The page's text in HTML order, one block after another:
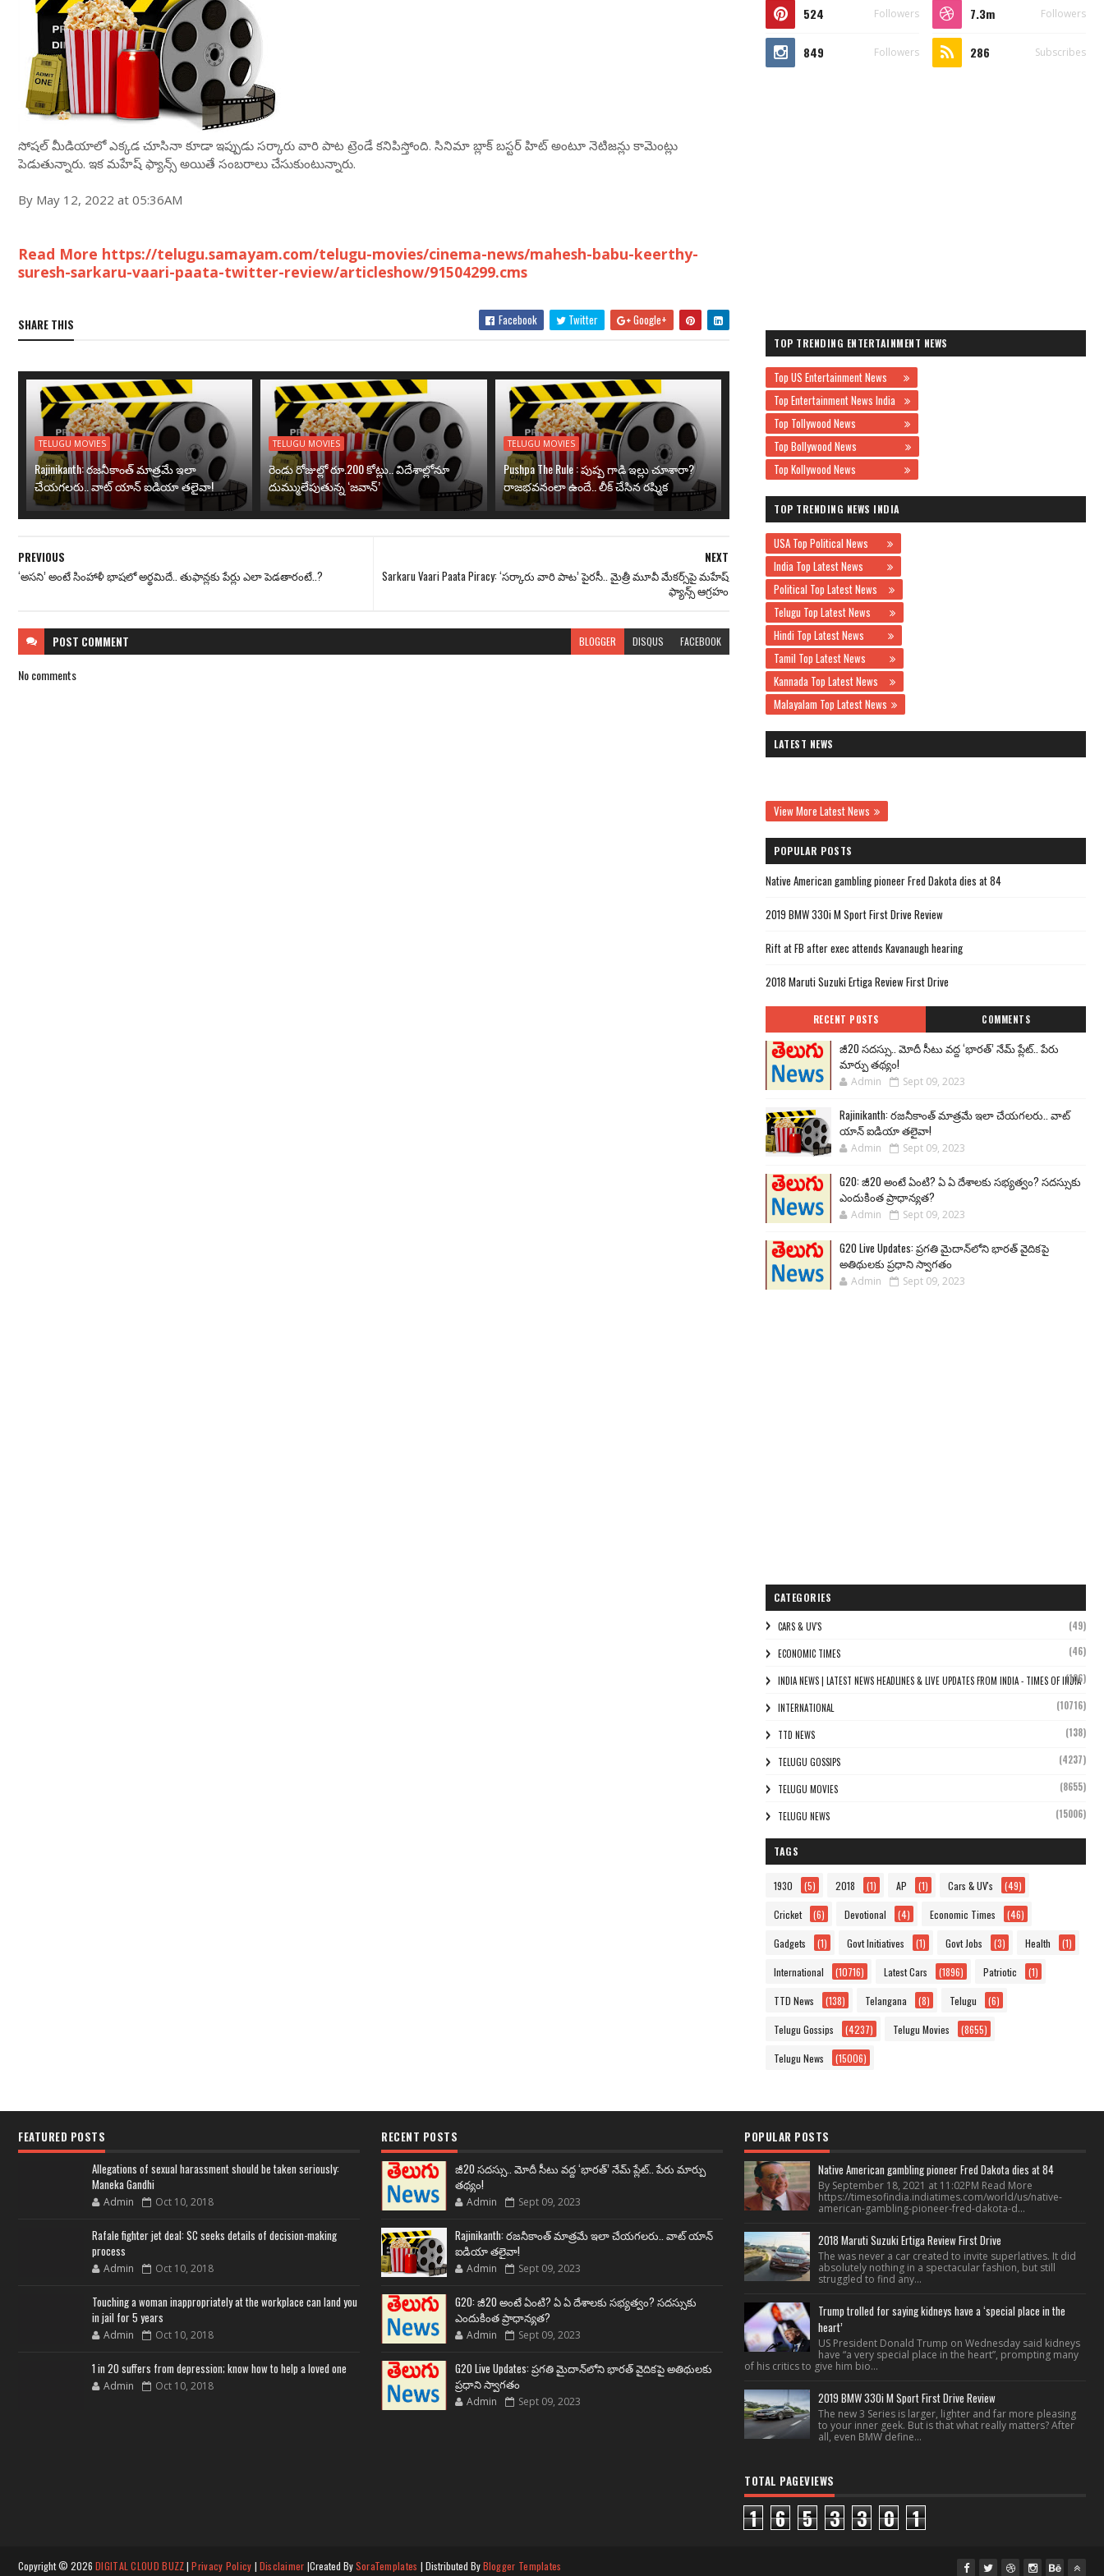
సోషల్ మీడియాలో ఎక్కడ చూసినా కూడా ఇప్పుడు సర్కారు వారి పాట ట్రెండే కనిపిస్తోంది. సినిమా బ్లాక్ బస్టర్ హిట్ అంటూ నెటిజన్లు కామెంట్లు
పెడుతున్నారు. ఇక మహేష్ ఫ్యాన్స్ అయితే సంబరాలు చేసుకుంటున్నారు.
By May 12, 2022 at 05:36AM
Read More https://telugu.samayam.com/telugu-movies/cinema-news/mahesh-babu-keerthy-
suresh-sarkaru-vaari-paata-twitter-review/articleshow/91504299.cms
SHARE THIS Facebook Twitter Google+
TELUGU MOVIES
Rajinikanth: రజనీకాంత్ మాత్రమే ఇలా
చేయగలరు.. వాట్ యాన్ ఐడియా తలైవా!
TELUGU MOVIES
రెండు రోజుల్లో రూ.200 కోట్లు.. విదేశాల్లోనూ
దుమ్ములేపుతున్న ‘జవాన్’
TELUGU MOVIES
Pushpa The Rule : పుష్ప గాడి ఇల్లు చూశారా?
రాజభవనంలా ఉందే.. లీక్ చేసిన రష్మిక
NEXT
Sarkaru Vaari Paata Piracy: ‘సర్కారు వారి పాట’ పైరసీ.. మైత్రీ మూవీ మేకర్స్‌పై మహేష్
ఫ్యాన్స్ ఆగ్రహం
PREVIOUS
‘అసని’ అంటే సింహాళీ భాషలో అర్థమిదే.. తుఫాన్లకు పేర్లు ఎలా పెడతారంటే..?
POST COMMENT BLOGGER DISQUS FACEBOOK
No comments
524 Followers 7.3m Followers
849 Followers 286 Subscribes
TOP TRENDING ENTERTAINMENT NEWS
Top US Entertainment News
Top Entertainment News India
Top Tollywood News
Top Bollywood News
Top Kollywood News
TOP TRENDING NEWS INDIA
USA Top Political News
India Top Latest News
Political Top Latest News
Telugu Top Latest News
Hindi Top Latest News
Tamil Top Latest News
Kannada Top Latest News
Malayalam Top Latest News
LATEST NEWS
View More Latest News
POPULAR POSTS
Native American gambling pioneer Fred Dakota dies at 84
2019 BMW 330i M Sport First Drive Review
Rift at FB after exec attends Kavanaugh hearing
2018 Maruti Suzuki Ertiga Review First Drive
RECENT POSTS COMMENTS
జీ20 సదస్సు.. మోదీ సీటు వద్ద ‘భారత్’ నేమ్ ప్లేట్‌.. పేరు
మార్పు తథ్యం!
Admin Sept 09, 2023
Rajinikanth: రజనీకాంత్ మాత్రమే ఇలా చేయగలరు.. వాట్
యాన్ ఐడియా తలైవా!
Admin Sept 09, 2023
G20: జీ20 అంటే ఏంటి? ఏ ఏ దేశాలకు సభ్యత్వం? సదస్సుకు
ఎందుకింత ప్రాధాన్యత?
Admin Sept 09, 2023
G20 Live Updates: ప్రగతి మైదాన్‌లోని భారత్ వైదికపై
అతిథులకు ప్రధాని స్వాగతం
Admin Sept 09, 2023
CATEGORIES
CARS & UV'S (49)
ECONOMIC TIMES (46)
INDIA NEWS | LATEST NEWS HEADLINES & LIVE UPDATES FROM INDIA - TIMES OF INDIA
(106)
INTERNATIONAL (10716)
TTD NEWS (138)
TELUGU GOSSIPS (4237)
TELUGU MOVIES (8655)
TELUGU NEWS (15006)
TAGS
1930 (5) 2018 (1) AP (1) Cars & UV's (49)
Cricket (6) Devotional (4) Economic Times (46)
Gadgets (1) Govt Initiatives (1) Govt Jobs (3) Health (1)
International (10716) Latest Cars (1896) Patriotic (1)
TTD News (138) Telangana (8) Telugu (6)
Telugu Gossips (4237) Telugu Movies (8655)
Telugu News (15006)
FEATURED POSTS
Allegations of sexual harassment should be taken seriously:
Maneka Gandhi
Admin Oct 10, 2018
Rafale fighter jet deal: SC seeks details of decision-making
process
Admin Oct 10, 2018
Touching a woman inappropriately at the workplace can land you
in jail for 5 years
Admin Oct 10, 2018
1 in 20 suffers from depression; know how to help a loved one
Admin Oct 10, 2018
RECENT POSTS
జీ20 సదస్సు.. మోదీ సీటు వద్ద ‘భారత్’ నేమ్ ప్లేట్‌.. పేరు మార్పు
తథ్యం!
Admin Sept 09, 2023
Rajinikanth: రజనీకాంత్ మాత్రమే ఇలా చేయగలరు.. వాట్ యాన్
ఐడియా తలైవా!
Admin Sept 09, 2023
G20: జీ20 అంటే ఏంటి? ఏ ఏ దేశాలకు సభ్యత్వం? సదస్సుకు
ఎందుకింత ప్రాధాన్యత?
Admin Sept 09, 2023
G20 Live Updates: ప్రగతి మైదాన్‌లోని భారత్ వైదికపై అతిథులకు
ప్రధాని స్వాగతం
Admin Sept 09, 2023
POPULAR POSTS
Native American gambling pioneer Fred Dakota dies at 84
By September 18, 2021 at 11:02PM Read More
https://timesofindia.indiatimes.com/world/us/native-
american-gambling-pioneer-fred-dakota-d...
2018 Maruti Suzuki Ertiga Review First Drive
The was never a car created to invite superlatives. It did
absolutely nothing in a spectacular fashion, but still
struggled to find any...
Trump trolled for saying kidneys have a ‘special place in the
heart’
US President Donald Trump on Wednesday said kidneys
have “a very special place in the heart”, prompting many
of his critics to give him bio...
2019 BMW 330i M Sport First Drive Review
The new 3 Series is larger, lighter and far more pleasing
to your inner geek. But is that what really matters? After
all, even BMW define...
TOTAL PAGEVIEWS
1 6 5 3 3 0 1
Copyright © 2026 DIGITAL CLOUD BUZZ|Privacy Policy | Disclaimer |Created BySoraTemplates | Distributed ByBlogger Templates